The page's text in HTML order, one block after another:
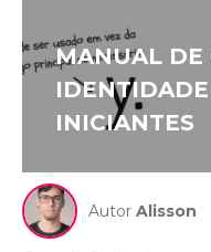
MANUAL DE
INICIANTES
Autor Alisson